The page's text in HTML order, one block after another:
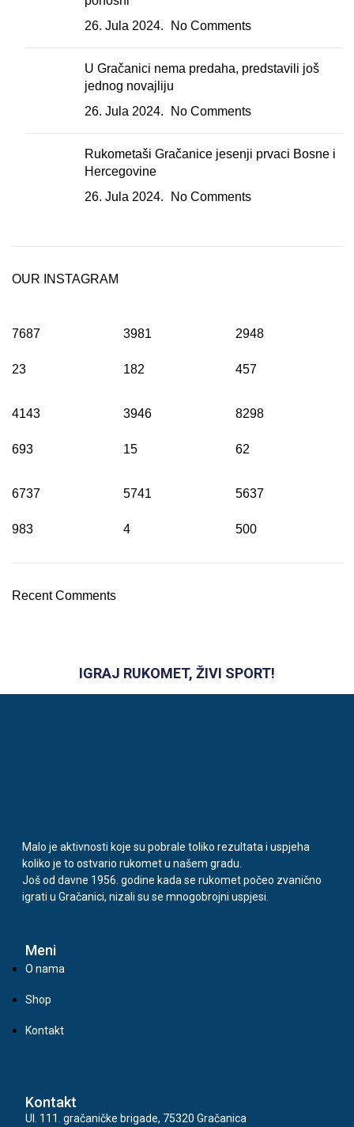
26. Jula 2024.
No Comments
U Gračanici nema predaha, predstavili još
jednog novajliju
26. Jula 2024.
No Comments
Rukometaši Gračanice jesenji prvaci Bosne i
Hercegovine
26. Jula 2024.
No Comments
OUR INSTAGRAM
7687
23
3981
182
2948
457
4143
693
3946
15
8298
62
6737
983
5741
4
5637
500
Recent Comments
IGRAJ RUKOMET, ŽIVI SPORT!
Malo je aktivnosti koje su pobrale toliko rezultata i uspjeha
koliko je to ostvario rukomet u našem gradu.
Još od davne 1956. godine kada se rukomet počeo zvanično
igrati u Gračanici, nizali su se mnogobrojni uspjesi.
Meni
O nama
Shop
Kontakt
Kontakt
Ul. 111. gračaničke brigade, 75320 Gračanica